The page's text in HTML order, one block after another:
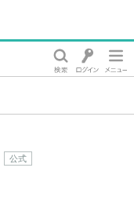
公式